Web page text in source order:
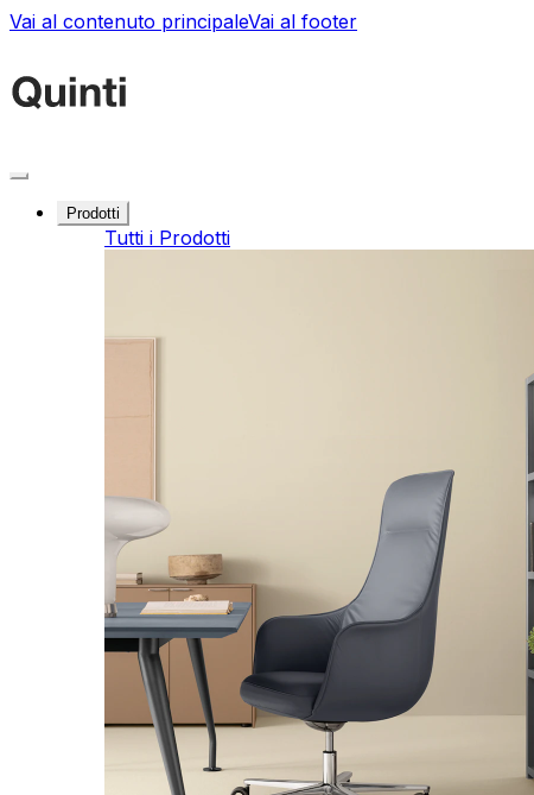
Vai al contenuto principaleVai al footer
Prodotti
Tutti i Prodotti